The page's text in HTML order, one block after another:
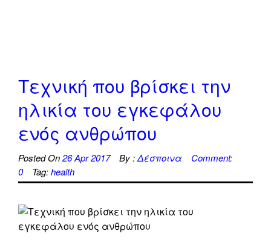
Τεχνική που βρίσκει την
ηλικία του εγκεφάλου
ενός ανθρώπου
Posted On26 Apr 2017 By :Δέσποινα
Comment:
0
Tag:health